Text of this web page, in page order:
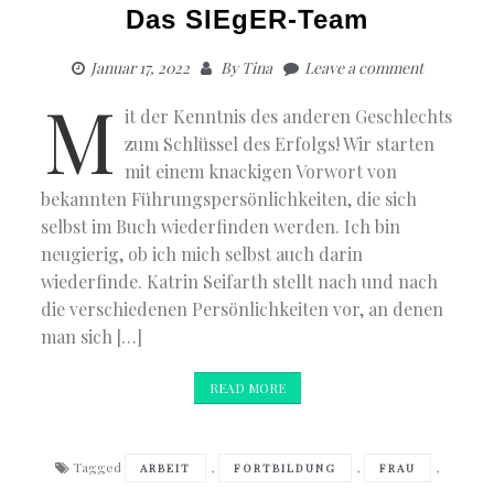
Das SIEgER-Team
Januar 17, 2022 ByTina Leave a comment
M it der Kenntnis des anderen Geschlechts
zum Schlüssel des Erfolgs! Wir starten
mit einem knackigen Vorwort von
bekannten Führungspersönlichkeiten, die sich
selbst im Buch wiederfinden werden. Ich bin
neugierig, ob ich mich selbst auch darin
wiederfinde. Katrin Seifarth stellt nach und nach
die verschiedenen Persönlichkeiten vor, an denen
man sich […]
READ MORE
Tagged ARBEIT , FORTBILDUNG , FRAU ,